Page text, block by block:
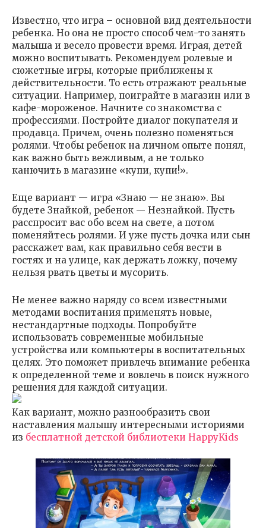
Известно, что игра – основной вид деятельности
ребенка. Но она не просто способ чем-то занять
малыша и весело провести время. Играя, детей
можно воспитывать. Рекомендуем ролевые и
сюжетные игры, которые приближены к
действительности. То есть отражают реальные
ситуации. Например, поиграйте в магазин или в
кафе-мороженое. Начните со знакомства с
профессиями. Постройте диалог покупателя и
продавца. Причем, очень полезно поменяться
ролями. Чтобы ребенок на личном опыте понял,
как важно быть вежливым, а не только
канючить в магазине «купи, купи!».
Еще вариант — игра «Знаю — не знаю». Вы
будете Знайкой, ребенок — Незнайкой. Пусть
расспросит вас обо всем на свете, а потом
поменяйтесь ролями. И уже пусть дочка или сын
расскажет вам, как правильно себя вести в
гостях и на улице, как держать ложку, почему
нельзя рвать цветы и мусорить.
Не менее важно наряду со всем известными
методами воспитания применять новые,
нестандартные подходы. Попробуйте
использовать современные мобильные
устройства или компьютеры в воспитательных
целях. Это поможет привлечь внимание ребенка
к определенной теме и вовлечь в поиск нужного
решения для каждой ситуации.
Как вариант, можно разнообразить свои
наставления малышу интересными историями
из бесплатной детской библиотеки HappyKids